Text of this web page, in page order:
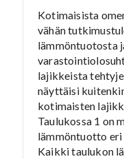
Kotimaisista
vähän
lämmöntuotosta
lajikkeista
näyttäisi
kotimaisten
Taulukossa 1 on
lämmöntuotto
Kaikki taulukon